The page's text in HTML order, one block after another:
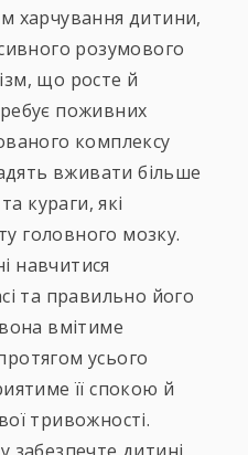
харчування дитини,
розумового
що росте й
поживних
комплексу
вживати більше
кураги, які
головного мозку.
навчитися
та правильно його
вмітиме
усього
її спокою й
тривожності.